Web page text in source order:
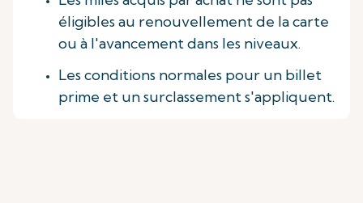
éligibles au renouvellement de la carte
ou à l'avancement dans les niveaux.
Les conditions normales pour un billet
prime et un surclassement s'appliquent.